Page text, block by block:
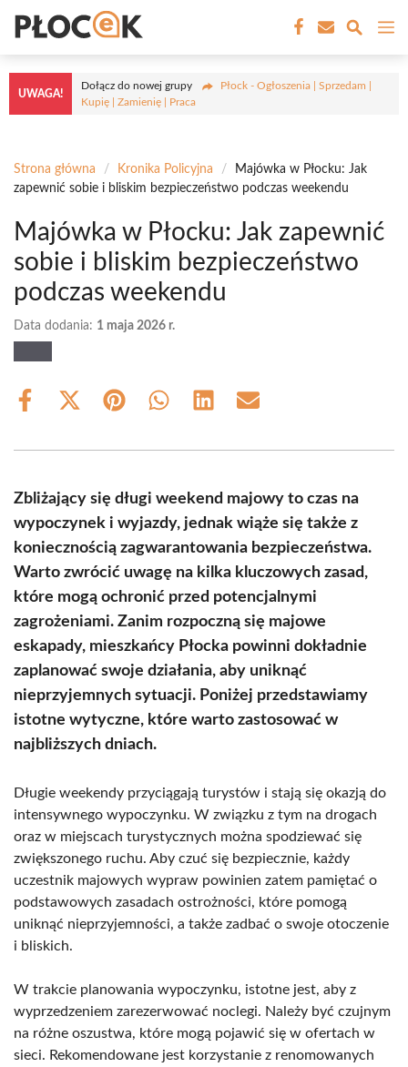
treści
UWAGA!
Dołącz do nowej grupy
Płock - Ogłoszenia | Sprzedam |
Kupię | Zamienię | Praca
Strona główna / Kronika Policyjna /
Majówka w Płocku: Jak
zapewnić sobie i bliskim bezpieczeństwo podczas weekendu
Majówka w Płocku: Jak zapewnić
sobie i bliskim bezpieczeństwo
podczas weekendu
Data dodania: 1 maja 2026 r.
Share
Share
(Twitter)
Share Share Share Share
Zbliżający się długi weekend majowy to czas na
wypoczynek i wyjazdy, jednak wiąże się także z
koniecznością zagwarantowania bezpieczeństwa.
Warto zwrócić uwagę na kilka kluczowych zasad,
które mogą ochronić przed potencjalnymi
zagrożeniami. Zanim rozpoczną się majowe
eskapady, mieszkańcy Płocka powinni dokładnie
zaplanować swoje działania, aby uniknąć
nieprzyjemnych sytuacji. Poniżej przedstawiamy
istotne wytyczne, które warto zastosować w
najbliższych dniach.
Długie weekendy przyciągają turystów i stają się okazją do
intensywnego wypoczynku. W związku z tym na drogach
oraz w miejscach turystycznych można spodziewać się
zwiększonego ruchu. Aby czuć się bezpiecznie, każdy
uczestnik majowych wypraw powinien zatem pamiętać o
podstawowych zasadach ostrożności, które pomogą
uniknąć nieprzyjemności, a także zadbać o swoje otoczenie
i bliskich.
W trakcie planowania wypoczynku, istotne jest, aby z
wyprzedzeniem zarezerwować noclegi. Należy być czujnym
na różne oszustwa, które mogą pojawić się w ofertach w
sieci. Rekomendowane jest korzystanie z renomowanych